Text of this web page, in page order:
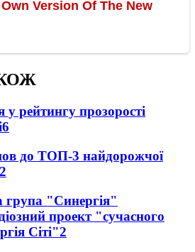
у рейтингу прозорості
6
до ТОП-3 найдорожчої
2
група "Синергія"
проект "сучасного
Сіті"2